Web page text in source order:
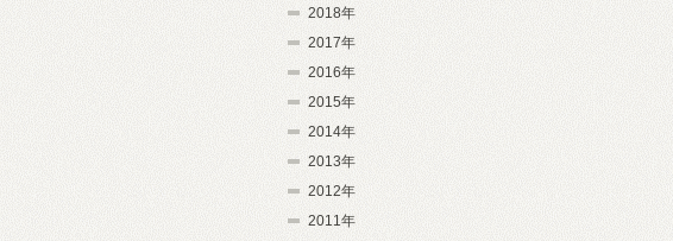
2018年
2017年
2016年
2015年
2014年
2013年
2012年
2011年